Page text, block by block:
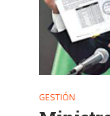
GESTIÓN